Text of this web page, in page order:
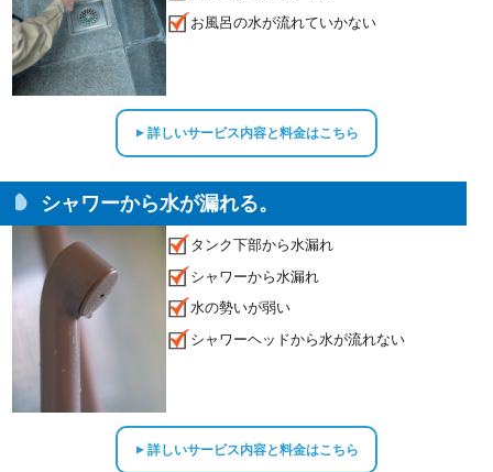
お風呂の水が流れていかない
▲詳しいサービス内容と料金はこちら
シャワーから水が漏れる。
タンク下部から水漏れ
シャワーから水漏れ
水の勢いが弱い
シャワーヘッドから水が流れない
▲詳しいサービス内容と料金はこちら